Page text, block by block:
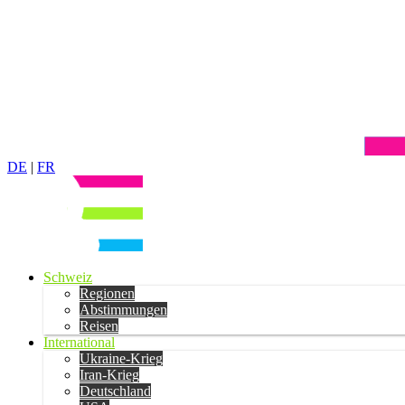
DE | FR
Schweiz
Regionen
Abstimmungen
Reisen
International
Ukraine-Krieg
Iran-Krieg
Deutschland